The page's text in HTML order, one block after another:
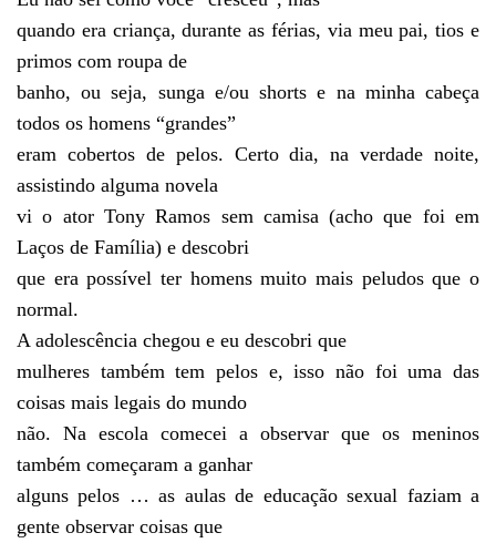
quando era criança, durante as férias, via meu pai, tios e
primos com roupa de
banho, ou seja, sunga e/ou shorts e na minha cabeça
todos os homens “grandes”
eram cobertos de pelos. Certo dia, na verdade noite,
assistindo alguma novela
vi o ator Tony Ramos sem camisa (acho que foi em
Laços de Família) e descobri
que era possível ter homens muito mais peludos que o
normal.
A adolescência chegou e eu descobri que
mulheres também tem pelos e, isso não foi uma das
coisas mais legais do mundo
não. Na escola comecei a observar que os meninos
também começaram a ganhar
alguns pelos … as aulas de educação sexual faziam a
gente observar coisas que